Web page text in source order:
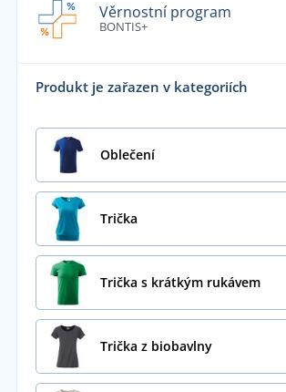
Věrnostní program
BONTIS+
Produkt je zařazen v kategoriích
Oblečení
Trička
Trička s krátkým rukávem
Trička z biobavlny